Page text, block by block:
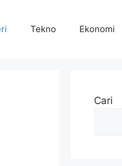
Tekno Ekonomi
Cari